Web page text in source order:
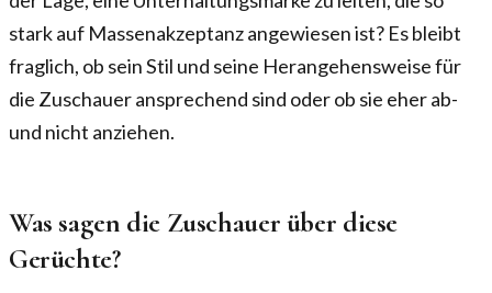
stark auf Massenakzeptanz angewiesen ist? Es bleibt
fraglich, ob sein Stil und seine Herangehensweise für
die Zuschauer ansprechend sind oder ob sie eher ab-
und nicht anziehen.
Was sagen die Zuschauer über diese
Gerüchte?